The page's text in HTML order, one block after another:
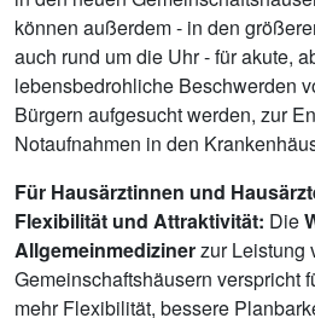
können außerdem - in den
auch rund um die Uhr - für akute,
lebensbedrohliche Beschwerden
Bürgern aufgesucht werden, zur
Notaufnahmen in den
Für Hausärztinnen und
Flexibilität und Attraktivität: Die
Allgemeinmedizinerzur Leistung
Gemeinschaftshäusern verspricht
mehr Flexibilität, bessere